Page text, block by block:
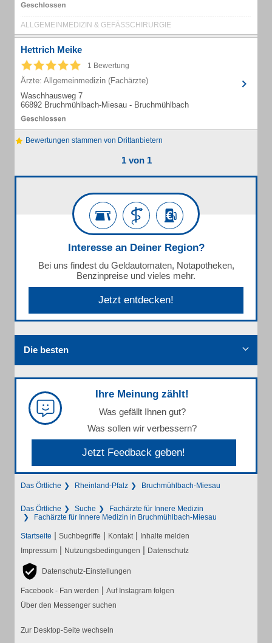
ALLGEMEINMEDIZIN & GEFÄSSCHIRURGIE
Hettrich Meike
1 Bewertung
Ärzte: Allgemeinmedizin (Fachärzte)
Waschhausweg 7
66892 Bruchmühlbach-Miesau - Bruchmühlbach
Bewertungen stammen von Drittanbietern
1 von 1
Interesse an Deiner Region?
Bei uns findest du Geldautomaten, Notapotheken,
Benzinpreise und vieles mehr.
Jetzt entdecken!
Die besten
Ihre Meinung zählt!
Was gefällt Ihnen gut?
Was sollen wir verbessern?
Jetzt Feedback geben!
Das Örtliche Rheinland-Pfalz Bruchmühlbach-Miesau
Das Örtliche Suche
Fachärzte für Innere Medizin
Fachärzte für Innere Medizin in Bruchmühlbach-Miesau
Startseite | Suchbegriffe | Kontakt | Inhalte melden
Impressum | Nutzungsbedingungen | Datenschutz
Datenschutz-Einstellungen
Facebook - Fan werden | Auf Instagram folgen
Über den Messenger suchen
Zur Desktop-Seite wechseln